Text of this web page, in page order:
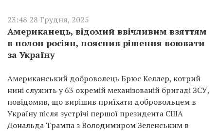
23:48 28 Грудня, 2025
Американець, відомий ввічливим взяттям
в полон росіян, пояснив рішення воювати
за Україну
Американський доброволець Брюс Келлер, котрий
нині служить у 63 окремій механізованій бригаді ЗСУ,
повідомив, що вирішив приїхати добровольцем в
Україну після зустрічі першої президента США
Дональда Трампа з Володимиром Зеленським в